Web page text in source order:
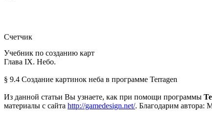
Счетчик
Учебник по созданию карт
Глава IX. Небо.
§ 9.4 Создание картинок неба в программе Terragen
Из данной статьи Вы узнаете, как при помощи программы
материалы с сайта http://gamedesign.net/. Благодарим автора: